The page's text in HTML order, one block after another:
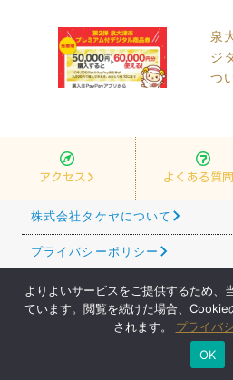
泉
ジ
つ
アクセス よくある質問
株式会社タケヤについて
プライバシーポリシー
サイトマップ
© TAKEYA
よりよいサービスをご提供するため、
ています。閲覧を続けた場合、Cookie
されます。 プライバ
OK